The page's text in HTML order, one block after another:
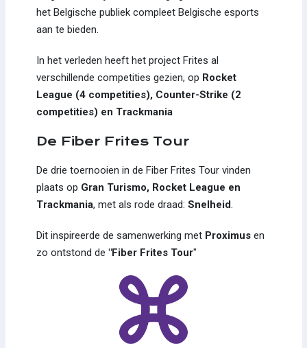
het Belgische publiek compleet Belgische esports
aan te bieden.
In het verleden heeft het project Frites al
verschillende competities gezien, op Rocket
League (4 competities), Counter-Strike (2
competities) en Trackmania
De Fiber Frites Tour
De drie toernooien in de Fiber Frites Tour vinden
plaats op Gran Turismo, Rocket League en
Trackmania, met als rode draad: Snelheid.
Dit inspireerde de samenwerking met Proximusen
zo ontstond de "Fiber Frites Tour"